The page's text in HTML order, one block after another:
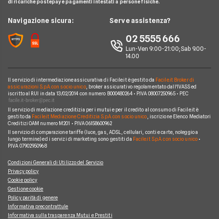
Noleggio Lungo Termine
News
Chi siamo
Perché scegliere Facile.it
Mappa del sito
Prestiti Imprese
Prestiti Microcredito
Migliori Prestiti
Prestito per ristrutturazione
Prestiti per giovani
Consel
Intesa San Paolo
BNL
Fineco
Poste Italiane
Banche e finanziarie
Glossario Prestiti
Notizie Prestiti
Argomenti in evidenza Prestiti
di ricariche postepay e pagamenti intestati a persone fisiche.
Navigazione sicura: Serve assistenza?
02 5555 666
Lun-Ven 9:00-21:00; Sab 9.00-
14.00
Il servizio di intermediazione assicurativa di Facile.it è gestito da Facile.it Broker di
assicurazioni S.p.A. con socio unico, broker assicurativo regolamentato dall'IVASS ed
iscritto al RUI in data 13/02/2014 con numero B000480264 • P.IVA 08007250965 • PEC
Il servizio di mediazione creditizia per i mutui e per il credito al consumo di Facile.it è
gestito da Facile.it Mediazione Creditizia S.p.A. con socio unico , iscrizione Elenco Mediatori
Creditizi OAM numero M201 • P.IVA 06158600962
Il servizio di comparazione tariffe (luce, gas, ADSL, cellulari, conti e carte, noleggio a
lungo termine) ed i servizi di marketing sono gestiti da Facile.it S.p.A. con socio unico•
P.IVA 07902950968
Condizioni Generali di Utilizzo del Servizio
Privacy policy
Cookie policy
Gestione cookie
Policy parità di genere
Informativa precontrattule
Informativa sulla trasparenza Mutui e Prestiti